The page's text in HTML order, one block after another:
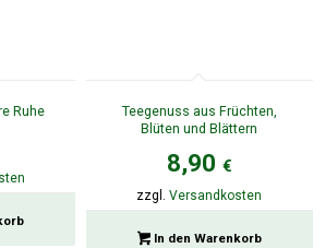
Ruhe
Teegenuss aus Früchten,
Blüten und Blättern
8,90 €
zzgl.Versandkosten
In den Warenkorb